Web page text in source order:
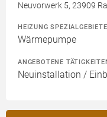
Neuvorwerk 5, 23909
HEIZUNG SPEZIALGEBIETE
Wärmepumpe
ANGEBOTENE
Neuinstallation /